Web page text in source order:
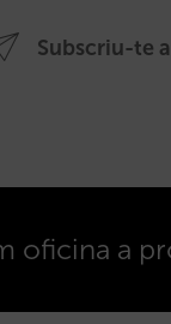
Subscriu-te
oficina a